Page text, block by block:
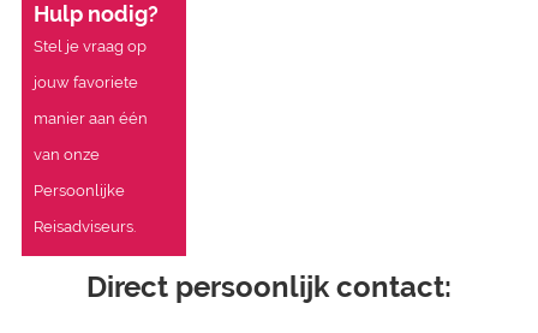
Hulp nodig?
Stel je vraag op
jouw favoriete
manier aan één
van onze
Persoonlijke
Reisadviseurs.
Direct persoonlijk contact: